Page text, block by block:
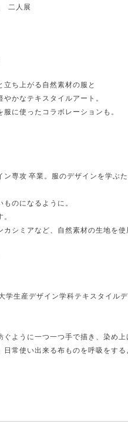
二人展
ち上がる自然素材の服と
かなテキスタイルアート。
に使ったコラボレーションも。
専攻 卒業。服のデザインを学ぶ
のになるように。
シミアなど、自然素材の生地を使
学生産デザイン学科テキスタイル
ように一つ一つ手で描き、染め上
常使い出来る布ものを呼吸をする